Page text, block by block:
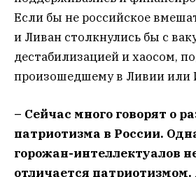
Если бы не российское
и Ливан столкнулись бы с
дестабилизацией и хаосом,
произошедшему в Ливии или
– Сейчас много говорят о
патриотизма в России.
горожан-интеллектуалов
отличается патриотизмом.